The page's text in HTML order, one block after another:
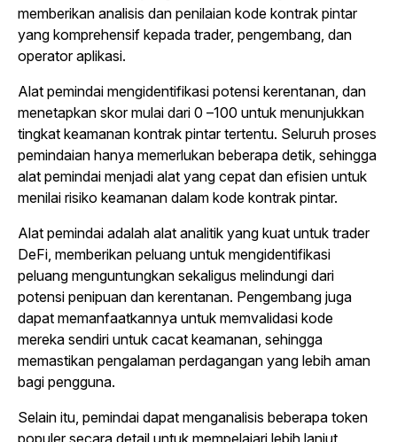
memberikan analisis dan penilaian kode kontrak pintar
yang komprehensif kepada trader, pengembang, dan
operator aplikasi.
Alat pemindai mengidentifikasi potensi kerentanan, dan
menetapkan skor mulai dari 0 –100 untuk menunjukkan
tingkat keamanan kontrak pintar tertentu. Seluruh proses
pemindaian hanya memerlukan beberapa detik, sehingga
alat pemindai menjadi alat yang cepat dan efisien untuk
menilai risiko keamanan dalam kode kontrak pintar.
Alat pemindai adalah alat analitik yang kuat untuk trader
DeFi, memberikan peluang untuk mengidentifikasi
peluang menguntungkan sekaligus melindungi dari
potensi penipuan dan kerentanan. Pengembang juga
dapat memanfaatkannya untuk memvalidasi kode
mereka sendiri untuk cacat keamanan, sehingga
memastikan pengalaman perdagangan yang lebih aman
bagi pengguna.
Selain itu, pemindai dapat menganalisis beberapa token